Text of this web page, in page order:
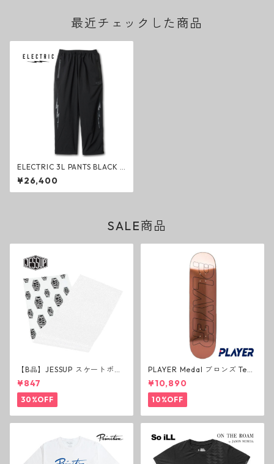
最近チェックした商品
ELECTRIC 3L PANTS BLACK S
IMPLE 3レイヤーパンツ ブラ
ック エレクトリック ファッシ
ョン
¥26,400
SALE商品
【B品】JESSUP スケートボー
ド グリップテープ ウルトラグ
リップ ホワイト デッキテープ
ジェスアップ ジェサップ
¥847
30%OFF
PLAYER Medal ブロンズ Tea
m Deck P3 スケートボードデ
ッキ プレイヤー メダル
¥10,890
10%OFF